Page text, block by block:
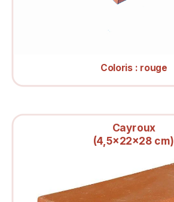
Coloris : rouge
Cayroux
(4,5x22x28 cm)